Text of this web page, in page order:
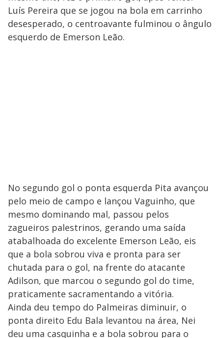
Luís Pereira que se jogou na bola em carrinho
desesperado, o centroavante fulminou o ângulo
esquerdo de Emerson Leão.
No segundo gol o ponta esquerda Pita avançou
pelo meio de campo e lançou Vaguinho, que
mesmo dominando mal, passou pelos
zagueiros palestrinos, gerando uma saída
atabalhoada do excelente Emerson Leão, eis
que a bola sobrou viva e pronta para ser
chutada para o gol, na frente do atacante
Adilson, que marcou o segundo gol do time,
praticamente sacramentando a vitória.
Ainda deu tempo do Palmeiras diminuir, o
ponta direito Edu Bala levantou na área, Nei
deu uma casquinha e a bola sobrou para o